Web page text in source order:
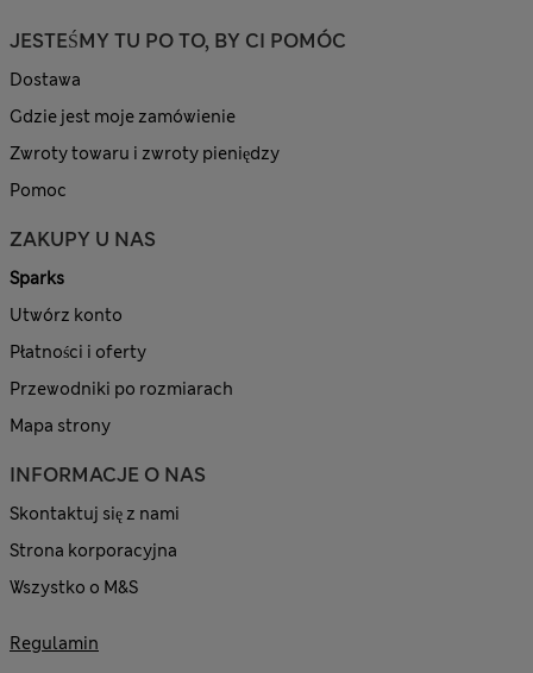
JESTEŚMY TU PO TO, BY CI POMÓC
Dostawa
Gdzie jest moje zamówienie
Zwroty towaru i zwroty pieniędzy
Pomoc
ZAKUPY U NAS
Sparks
Utwórz konto
Płatności i oferty
Przewodniki po rozmiarach
Mapa strony
INFORMACJE O NAS
Skontaktuj się z nami
Strona korporacyjna
Wszystko o M&S
Regulamin